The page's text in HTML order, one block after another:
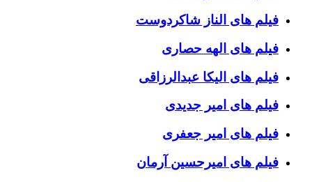
فیلم های الناز شاکردوست
فیلم های الهه حصاری
فیلم های الیکا عبدالرزاقی
فیلم های امیر جدیدی
فیلم های امیر جعفری
فیلم های امیرحسین آرمان